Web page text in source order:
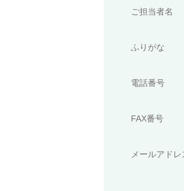
ご担当者名
ふりがな
電話番号
FAX番号
メールアドレ